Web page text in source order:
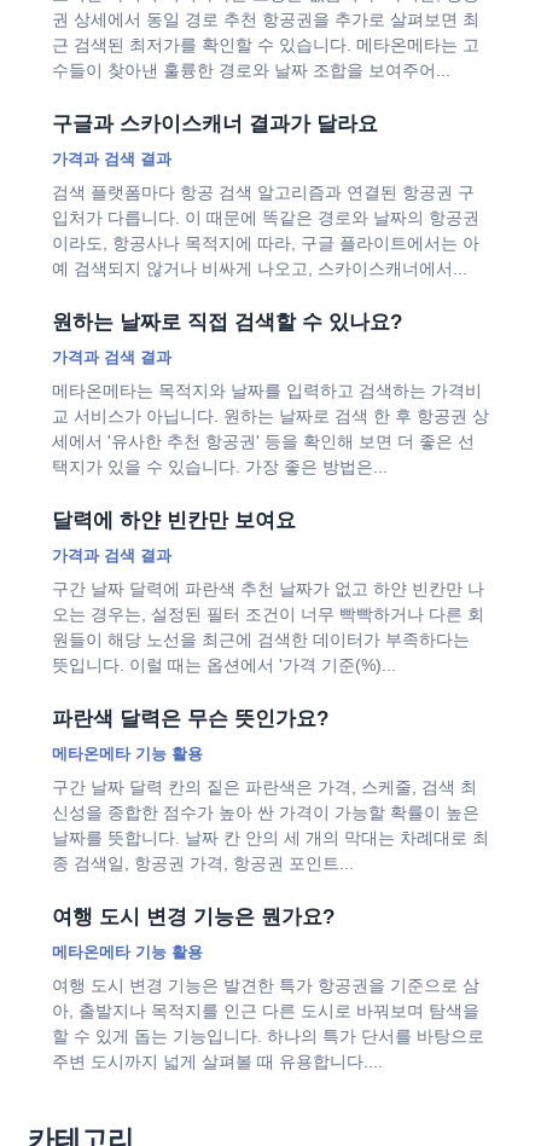
권 상세에서 동일 경로 추천 항공권을 추가로 살펴보면 최
근 검색된 최저가를 확인할 수 있습니다. 메타온메타는 고
수들이 찾아낸 훌륭한 경로와 날짜 조합을 보여주어...
구글과 스카이스캐너 결과가 달라요
가격과 검색 결과
검색 플랫폼마다 항공 검색 알고리즘과 연결된 항공권 구
입처가 다릅니다. 이 때문에 똑같은 경로와 날짜의 항공권
이라도, 항공사나 목적지에 따라, 구글 플라이트에서는 아
예 검색되지 않거나 비싸게 나오고, 스카이스캐너에서...
원하는 날짜로 직접 검색할 수 있나요?
가격과 검색 결과
메타온메타는 목적지와 날짜를 입력하고 검색하는 가격비
교 서비스가 아닙니다. 원하는 날짜로 검색 한 후 항공권 상
세에서 '유사한 추천 항공권' 등을 확인해 보면 더 좋은 선
택지가 있을 수 있습니다. 가장 좋은 방법은...
달력에 하얀 빈칸만 보여요
가격과 검색 결과
구간 날짜 달력에 파란색 추천 날짜가 없고 하얀 빈칸만 나
오는 경우는, 설정된 필터 조건이 너무 빡빡하거나 다른 회
원들이 해당 노선을 최근에 검색한 데이터가 부족하다는
뜻입니다. 이럴 때는 옵션에서 '가격 기준(%)...
파란색 달력은 무슨 뜻인가요?
메타온메타 기능 활용
구간 날짜 달력 칸의 짙은 파란색은 가격, 스케줄, 검색 최
신성을 종합한 점수가 높아 싼 가격이 가능할 확률이 높은
날짜를 뜻합니다. 날짜 칸 안의 세 개의 막대는 차례대로 최
종 검색일, 항공권 가격, 항공권 포인트...
여행 도시 변경 기능은 뭔가요?
메타온메타 기능 활용
여행 도시 변경 기능은 발견한 특가 항공권을 기준으로 삼
아, 출발지나 목적지를 인근 다른 도시로 바꿔보며 탐색을
할 수 있게 돕는 기능입니다. 하나의 특가 단서를 바탕으로
주변 도시까지 넓게 살펴볼 때 유용합니다....
카테고리